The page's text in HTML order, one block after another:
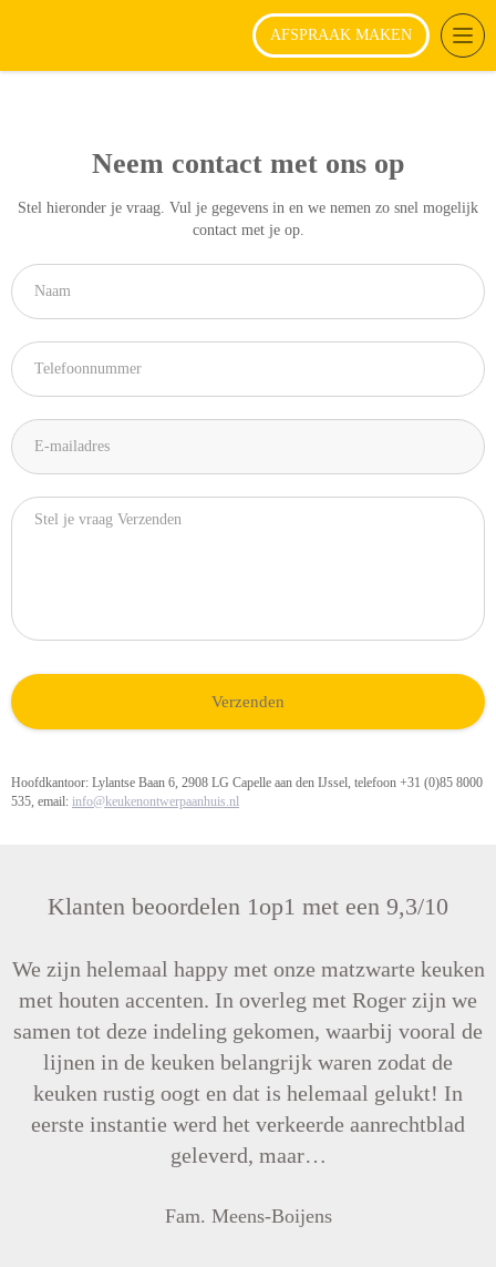
AFSPRAAK MAKEN
T
o
v
o
Neem contact met ons op
Stel hieronder je vraag. Vul je gegevens in en we nemen zo snel mogelijk
contact met je op.
Hoofdkantoor: Lylantse Baan 6, 2908 LG Capelle aan den IJssel, telefoon +31 (0)85 8000
535, email: info@keukenontwerpaanhuis.nl
Klanten beoordelen 1op1 met een 9,3/10
We zijn helemaal happy met onze matzwarte keuken
met houten accenten. In overleg met Roger zijn we
samen tot deze indeling gekomen, waarbij vooral de
lijnen in de keuken belangrijk waren zodat de
keuken rustig oogt en dat is helemaal gelukt! In
eerste instantie werd het verkeerde aanrechtblad
geleverd, maar…
Fam. Meens-Boijens